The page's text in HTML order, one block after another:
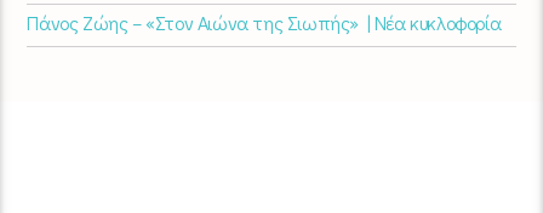
Πάνος Ζώης – «Στον Αιώνα της Σιωπής» | Νέα κυκλοφορία